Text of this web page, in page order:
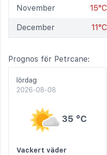
November 15°C
December 11°C
Prognos för Petrcane:
lördag
2026-08-08
35 °C
Vackert väder